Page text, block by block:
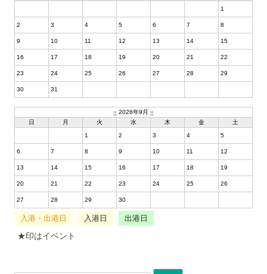
1
2 3 4 5 6 7 8
9 10 11 12 13 14 15
16 17 18 19 20 21 22
23 24 25 26 27 28 29
30 31
« 2026年9月 »
日
月 火 水 木 金
土
1
2 3 4 5
6 7 8 9 10 11 12
13 14 15 16 17 18 19
20 21 22 23 24 25 26
27 28 29 30
入港・出港日 入港日 出港日
★印はイベント